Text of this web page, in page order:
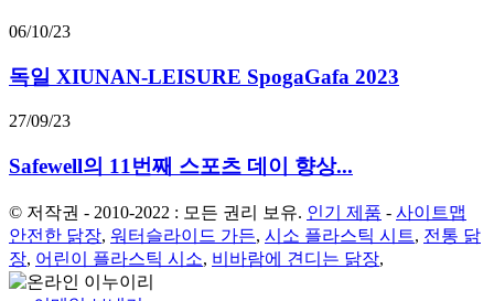
06/10/23
독일 XIUNAN-LEISURE SpogaGafa 2023
27/09/23
Safewell의 11번째 스포츠 데이 향상...
© 저작권 - 2010-2022 : 모든 권리 보유. 인기 제품 - 사이트맵
안전한 닭장, 워터슬라이드 가든, 시소 플라스틱 시트, 전통 닭
장, 어린이 플라스틱 시소, 비바람에 견디는 닭장,